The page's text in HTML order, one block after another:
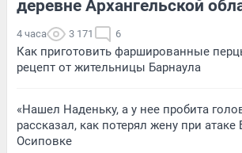
деревне Архангельской
4 часа 3 171 6
Как приготовить фаршированные
рецепт от жительницы Барнаула
«Нашел Наденьку, а у нее пробита
рассказал, как потерял жену при
Осиповке